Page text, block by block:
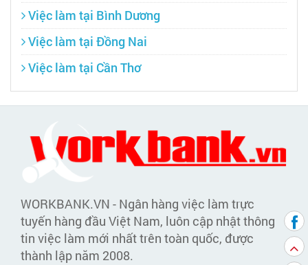
Việc làm tại Bình Dương
Việc làm tại Đồng Nai
Việc làm tại Cần Thơ
WORKBANK.VN - Ngân hàng việc làm trực
tuyến hàng đầu Việt Nam, luôn cập nhật thông
tin việc làm mới nhất trên toàn quốc, được
thành lập năm 2008.